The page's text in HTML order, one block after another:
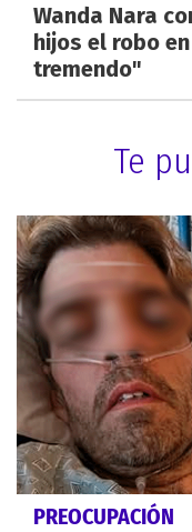
Wanda Nara
hijos el robo
tremendo"
Te
PREOCUPACIÓN